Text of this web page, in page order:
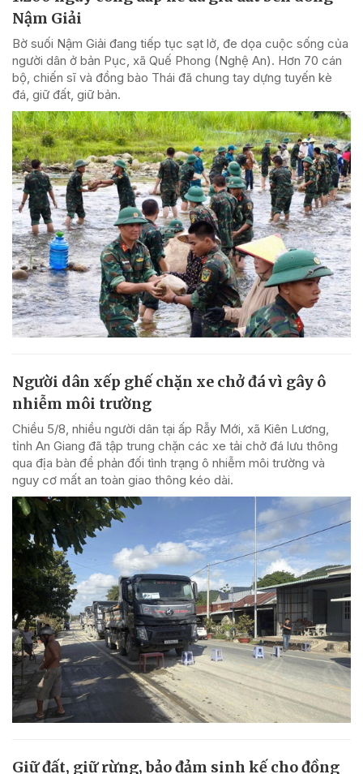
Nậm Giải
Bờ suối Nậm Giải đang tiếp tục sạt lở, đe dọa cuộc sống của
người dân ở bản Pục, xã Quế Phong (Nghệ An). Hơn 70 cán
bộ, chiến sĩ và đồng bào Thái đã chung tay dựng tuyến kè
đá, giữ đất, giữ bản.
Người dân xếp ghế chặn xe chở đá vì gây ô
nhiễm môi trường
Chiều 5/8, nhiều người dân tại ấp Rẫy Mới, xã Kiên Lương,
tỉnh An Giang đã tập trung chặn các xe tải chở đá lưu thông
qua địa bàn để phản đối tình trạng ô nhiễm môi trường và
nguy cơ mất an toàn giao thông kéo dài.
Giữ đất, giữ rừng, bảo đảm sinh kế cho đồng